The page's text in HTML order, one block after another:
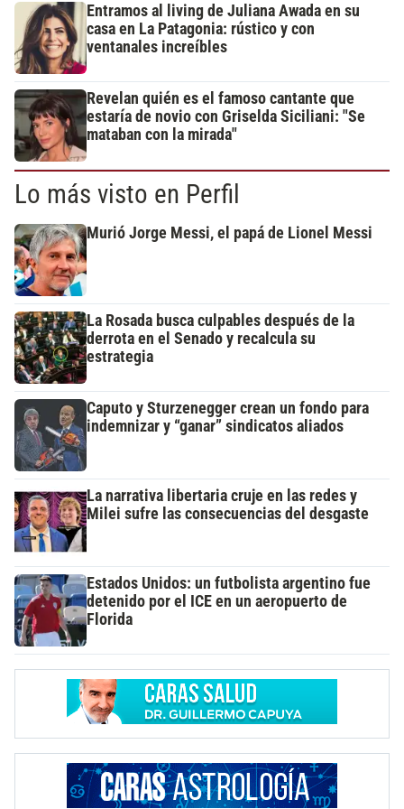
Entramos al living de Juliana Awada en su
casa en La Patagonia: rústico y con
ventanales increíbles
Revelan quién es el famoso cantante que
estaría de novio con Griselda Siciliani: "Se
mataban con la mirada"
Lo más visto en Perfil
Murió Jorge Messi, el papá de Lionel Messi
La Rosada busca culpables después de la
derrota en el Senado y recalcula su
estrategia
Caputo y Sturzenegger crean un fondo para
indemnizar y “ganar” sindicatos aliados
La narrativa libertaria cruje en las redes y
Milei sufre las consecuencias del desgaste
Estados Unidos: un futbolista argentino fue
detenido por el ICE en un aeropuerto de
Florida